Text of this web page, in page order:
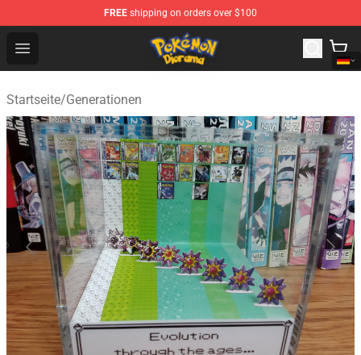
FREE shipping on orders over $100
Open menu
Pokemon Diorama Shop - The Best Store of Pokemon
Startseite/Generationen